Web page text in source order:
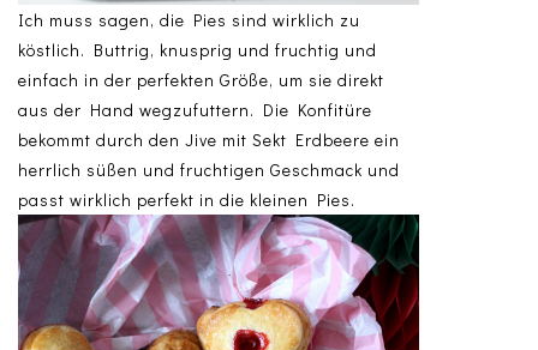
Ich muss sagen, die Pies sind wirklich zu
köstlich. Buttrig, knusprig und fruchtig und
einfach in der perfekten Größe, um sie direkt
aus der Hand wegzufuttern. Die Konfitüre
bekommt durch den Jive mit Sekt Erdbeere ein
herrlich süßen und fruchtigen Geschmack und
passt wirklich perfekt in die kleinen Pies.